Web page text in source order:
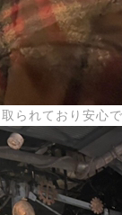
られており安心